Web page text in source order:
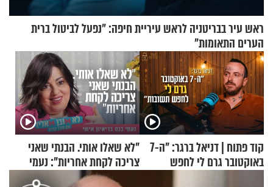
ראש עיר בבריטניה לראש עיריית חיפה: ״נפעל לביטול ברית
הערים התאומות״
קוד פתוח | דניאל ברגר: "ה-7
באוקטובר גרם לי לחפש
"לא שאלו אותי. הבנתי שאני
צריכה לקחת אחריות": נעמי
בנט בריאיון אישי